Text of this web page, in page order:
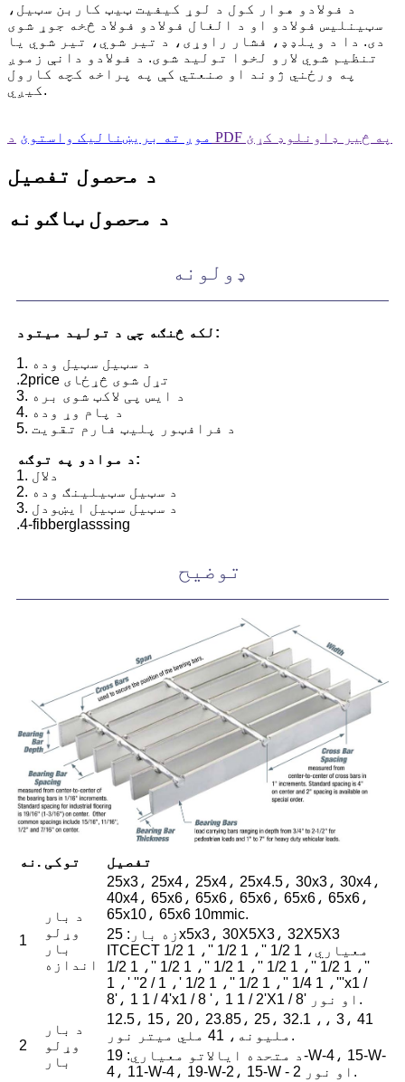
د فولادو هوار کول د لوړ کیفیت ټیټ کاربن سټیل،
سټینلیس فولادو او د الغال فولادو فولاد څخه جوړ شوی
دی. دا د ویلډډ، فشار راوړی، د تیر شوي، تیر شوي یا
تنظیم شوي لارو لخوا تولید شوی. د فولادو دانې زموږ
په ورځني ژوند او صنعتي کې په پراخه کچه کارول
کیږي.
موږ ته بریښنالیک واستوئ د PDF په څیر ډاونلوډ کړئ
د محصول تفصیل
د محصول ټاګونه
ډولونه
لکه څنګه چې د تولید میتود:
1. د سټیل سټیل وده
.2price تړل شوی څړځای
3. د ایس پی لاکټ شوی بره
4. د پام وړ وده
5. د فرافټور پلیټ فارم تقویت
د موادو په توګه:
1. دلال
2. د سټیل سټیلینګ وده
3. د سټیل سټیل ایښودل
.4-fibberglasssing
توضيح
نه. توکی تفصیل
1
د بار
وړلو
بار
اندازه
25x3، 25x4، 25x4، 25x4.5، 30x3، 30x4،
40x4، 65x6، 65x6، 65x6، 65x6، 65x6،
65x10، 65x6 10mmic.
زه بار: 25x5x3، 30X5X3، 32X5X3
ITCECT معیاري، 1 1/2 ''، 1 1/2 ''، 1 1/2
''، 1 1/2 ''، 1 1/2 ''، 1 1/2 ''، 1 1/2 ''، 1 1/2
''، 1 1/4 ''، 1 1/2 ''، 1 1/2 '، 1 / ​​2'' '، 1'x1 /
8'، 1 1 / 4'x1 / 8 '، 1 1 / 2'X1 / 8' او نور.
2
د بار
وړلو
بار
12.5، 15، 20، 23.85، 25، 32.1 ،، 3، 41
ملیونه، 41 ملي میتر نور.
د متحده ایالاتو معیاري: 19-W-4، 15-W-
4، 11-W-4، 19-W-2، 15-W - 2 او نور.